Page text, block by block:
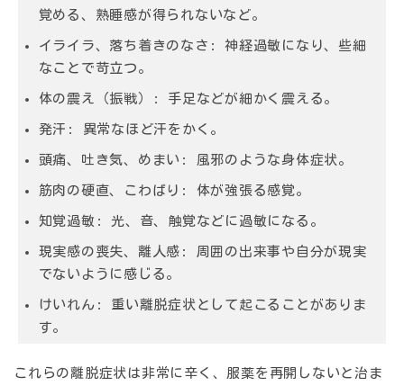
覚める、熟睡感が得られないなど。
イライラ、落ち着きのなさ:
神経過敏になり、些細
なことで苛立つ。
体の震え（振戦）: 手足などが細かく震える。
発汗: 異常なほど汗をかく。
頭痛、吐き気、めまい: 風邪のような身体症状。
筋肉の硬直、こわばり: 体が強張る感覚。
知覚過敏: 光、音、触覚などに過敏になる。
現実感の喪失、離人感:
周囲の出来事や自分が現実
でないように感じる。
けいれん:
重い離脱症状として起こることがありま
す。
これらの離脱症状は非常に辛く、服薬を再開しないと治ま